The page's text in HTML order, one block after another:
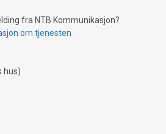
fra NTB Kommunikasjon?
om tjenesten
hus)